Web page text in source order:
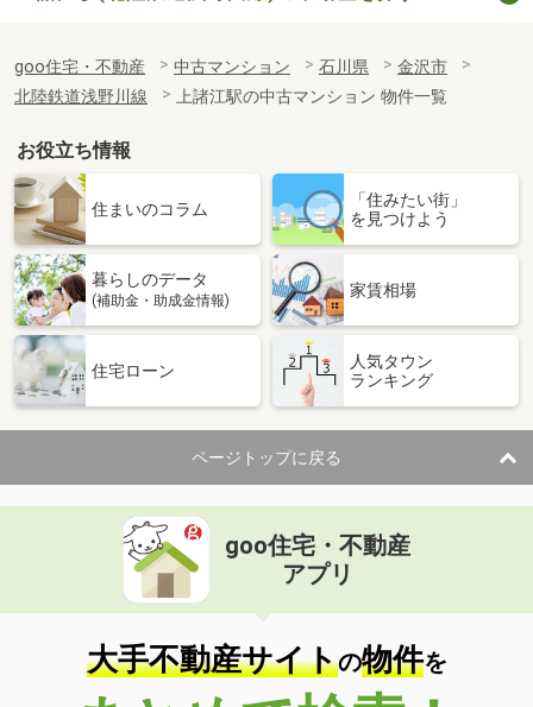
goo住宅・不動産 中古マンション 石川県
金沢市
北陸鉄道浅野川線
上諸江駅の中古マンション 物件一覧
お役立ち情報
住まいのコラム
「住みたい街」
を見つけよう
暮らしのデータ
(補助金・助成金情報)
家賃相場
住宅ローン
人気タウン
ランキング
ページトップに戻る
goo住宅・不動産
アプリ
大手不動産サイトの物件を